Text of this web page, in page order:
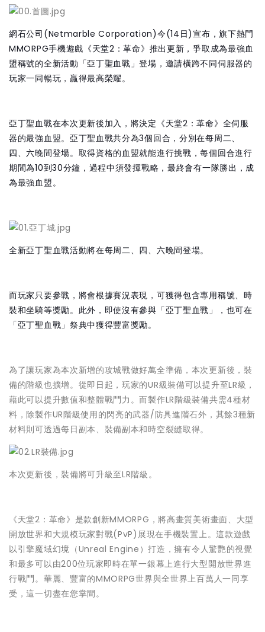
網石公司(Netmarble Corporation)今(14日)宣布，旗下熱門
MMORPG手機遊戲《天堂2：革命》推出更新，爭取成為最強血
盟稱號的全新活動「亞丁聖血戰」登場，邀請橫跨不同伺服器的
玩家一同暢玩，贏得最高榮耀。
亞丁聖血戰在本次更新後加入，將決定《天堂2：革命》全伺服
器的最強血盟。亞丁聖血戰共分為3個回合，分別在每周二、
四、六晚間登場。取得資格的血盟就能進行挑戰，每個回合進行
期間為10到30分鐘，過程中須發揮戰略，最終會有一隊勝出，成
為最強血盟。
全新亞丁聖血戰活動將在每周二、四、六晚間登場。
而玩家只要參戰，將會根據賽況表現，可獲得包含專用稱號、時
裝和坐騎等獎勵。此外，即使沒有參與「亞丁聖血戰」，也可在
「亞丁聖血戰」祭典中獲得豐富獎勵。
為了讓玩家為本次新增的攻城戰做好萬全準備，本次更新後，裝
備的階級也擴增。從即日起，玩家的UR級裝備可以提升至LR級，
藉此可以提升數值和整體戰鬥力。而製作LR階級裝備共需4種材
料，除製作UR階級使用的閃亮的武器/防具進階石外，其餘3種新
材料則可透過每日副本、裝備副本和時空裂縫取得。
本次更新後，裝備將可升級至LR階級。
《天堂2：革命》是款創新MMORPG，將高畫質美術畫面、大型
開放世界和大規模玩家對戰(PvP)展現在手機裝置上。這款遊戲
以引擎魔域幻境（Unreal Engine）打造，擁有令人驚艷的視覺
和最多可以由200位玩家即時在單一銀幕上進行大型開放世界進
行戰鬥。華麗、豐富的MMORPG世界與全世界上百萬人一同享
受，這一切盡在您掌間。